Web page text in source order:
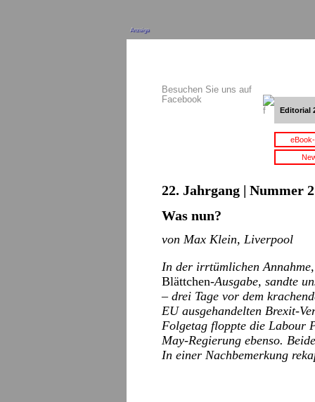
Anzeige
Besuchen Sie uns auf
Facebook
Editorial
22. Jahrgang | Nummer
Was nun?
von Max Klein, Liverpool
In der irrtümlichen
Blättchen-Ausgabe, sandte
– drei Tage vor dem
EU ausgehandelten Brexit-
Folgetag floppte die Labour
May-Regierung ebenso.
In einer Nachbemerkung